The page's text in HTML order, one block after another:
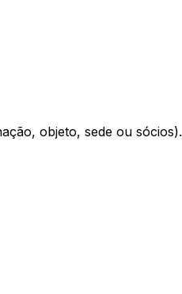
objeto, sede ou sócios).